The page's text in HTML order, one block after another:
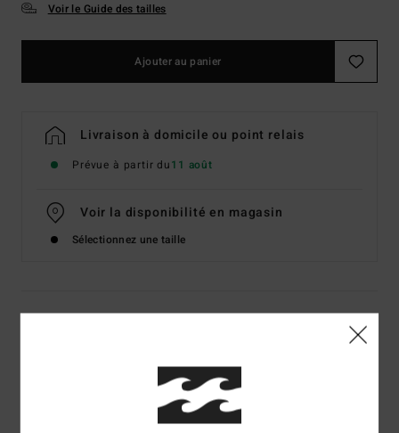
Voir le Guide des tailles
Ajouter au panier
Livraison à domicile ou point relais
Prévue à partir du11 août
Voir la disponibilité en magasin
Sélectionnez une taille
Details & caractéristiques
Code couleur